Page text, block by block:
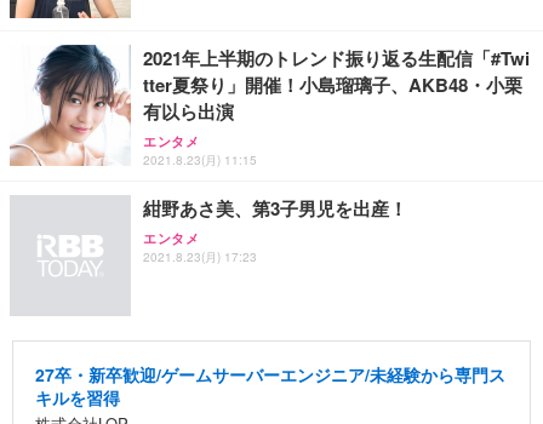
2021年上半期のトレンド振り返る生配信「#Twi
tter夏祭り」開催！小島瑠璃子、AKB48・小栗
有以ら出演
エンタメ
2021.8.23(月) 11:15
紺野あさ美、第3子男児を出産！
エンタメ
2021.8.23(月) 17:23
27卒・新卒歓迎/ゲームサーバーエンジニア/未経験から専門ス
キルを習得